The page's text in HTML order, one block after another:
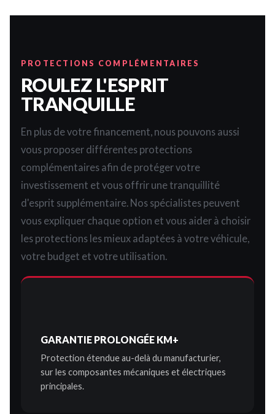
PROTECTIONS COMPLÉMENTAIRES
ROULEZ L'ESPRIT
TRANQUILLE
En plus de votre financement, nous pouvons aussi
vous proposer différentes protections
complémentaires afin de protéger votre
investissement et vous offrir une tranquillité
d'esprit supplémentaire. Nos spécialistes peuvent
vous expliquer chaque option et vous aider à choisir
les protections les mieux adaptées à votre véhicule,
votre budget et votre utilisation.
GARANTIE PROLONGÉE KM+
Protection étendue au-delà du manufacturier,
sur les composantes mécaniques et électriques
principales.